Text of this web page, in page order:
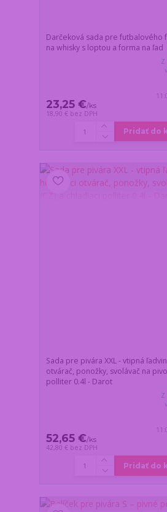
Darčeková sada pre futbalového
na whisky s loptou a forma na ľad
23,25 €/ks
18,90 € bez DPH
Pridať do
Sada pre pivára XXL - vtipná
otvárač, ponožky, svolávač na
polliter 0.4l - Darot
52,65 €/ks
42,80 € bez DPH
Pridať do